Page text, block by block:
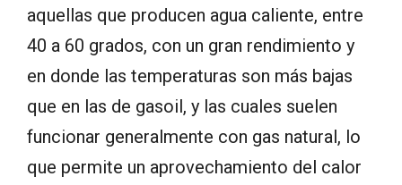
aquellas que producen agua caliente, entre
40 a 60 grados, con un gran rendimiento y
en donde las temperaturas son más bajas
que en las de gasoil, y las cuales suelen
funcionar generalmente con gas natural, lo
que permite un aprovechamiento del calor